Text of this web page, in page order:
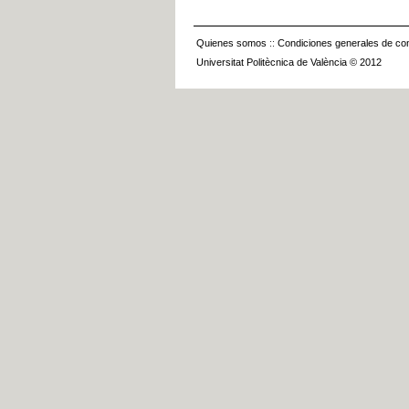
Quienes somos :: Condiciones generales de
Universitat Politècnica de València © 2012